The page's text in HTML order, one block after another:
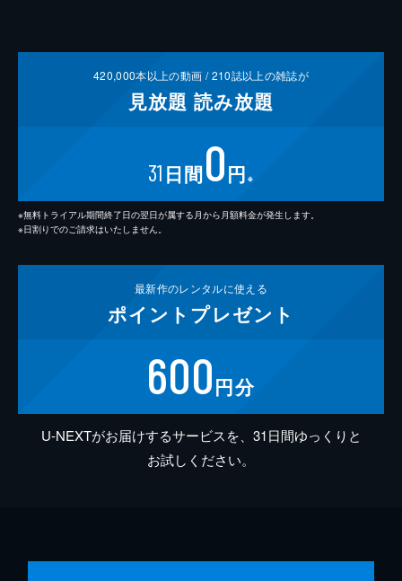
420,000本以上の動画 /210誌以上の雑誌が
見放題 読み放題
31 日間0円 ※
※無料トライアル期間終了日の翌日が属する月から月額料金が発生します。
※日割りでのご請求はいたしません。
最新作のレンタルに使える
ポイント プレゼント
600円分
U-NEXTがお届けするサービスを、31日間ゆっくりと
お試しください。